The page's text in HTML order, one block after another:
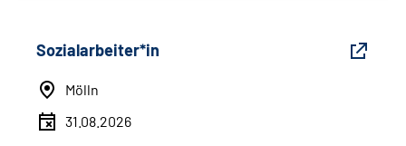
Sozialarbeiter*in
Mölln
31.08.2026